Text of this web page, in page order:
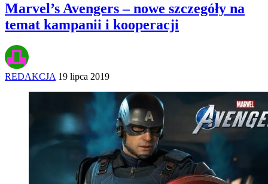
Marvel’s Avengers – nowe szczegóły na
temat kampanii i kooperacji
REDAKCJA 19 lipca 2019